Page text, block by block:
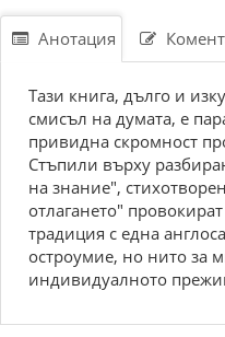
Анотация
Тази книга, дълго и
смисъл на думата, е
привидна скромност
Стъпили върху
на знание",
отлагането"
традиция с една
остроумие, но нито за
индивидуалното